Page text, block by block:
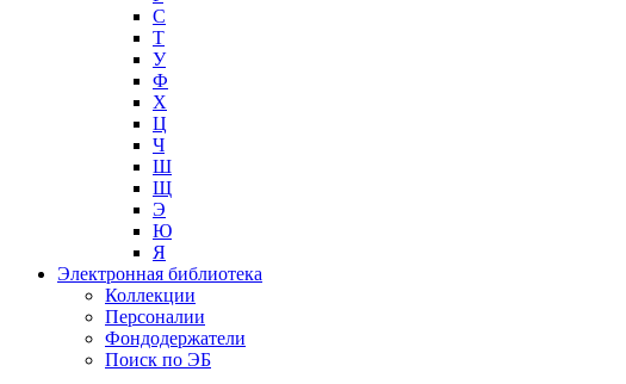
С
Т
У
Ф
Х
Ц
Ч
Ш
Щ
Э
Ю
Я
Электронная библиотека
Коллекции
Персоналии
Фондодержатели
Поиск по ЭБ